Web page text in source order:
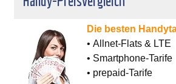
Die besten
• Allnet-Flats & LTE
• Smartphone-Tarife
• prepaid-Tarife